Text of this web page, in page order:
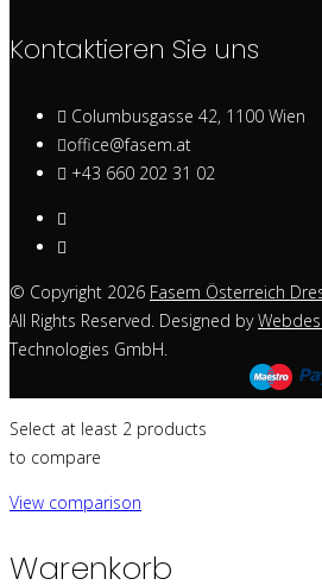
Kontaktieren Sie uns
Columbusgasse 42, 1100 Wien
office@fasem.at
+43 660 202 31 02
© Copyright 2026 Fasem Österreich
All Rights Reserved. Designed by
Technologies GmbH.
Select at least 2 products
to compare
View comparison
Warenkorb